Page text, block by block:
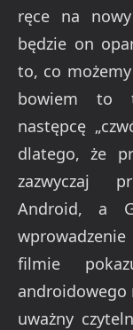
ręce na
będzie on
to, co
bowiem to
następcę
dlatego, że
zazwyczaj
Android, a
filmie
androidowego
uważny